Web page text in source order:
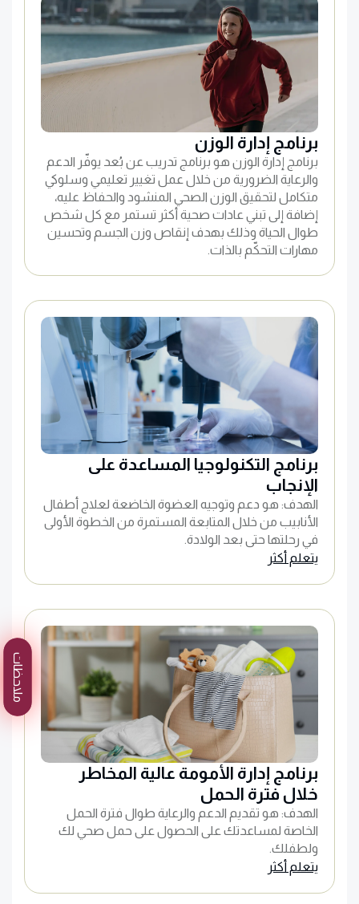
برنامج إدارة الوزن
برنامج إدارة الوزن هو برنامج تدريب عن بُعد يوفّر الدعم
والرعاية الضرورية من خلال عمل تغيير تعليمي وسلوكي
متكامل لتحقيق الوزن الصحي المنشود والحفاظ عليه،
إضافة إلى تبني عادات صحية أكثر تستمر مع كل شخص
طوال الحياة وذلك بهدف إنقاص وزن الجسم وتحسين
مهارات التحكّم بالذات.
برنامج التكنولوجيا المساعدة على
الإنجاب
الهدف: هو دعم وتوجيه العضوة الخاضعة لعلاج أطفال
الأنابيب من خلال المتابعة المستمرة من الخطوة الأولى
في رحلتها حتى بعد الولادة.
يتعلم أكثر
برنامج إدارة الأمومة عالية المخاطر
خلال فترة الحمل
الهدف: هو تقديم الدعم والرعاية طوال فترة الحمل
الخاصة لمساعدتك على الحصول على حمل صحي لك
ولطفلك.
يتعلم أكثر
ملاحظات